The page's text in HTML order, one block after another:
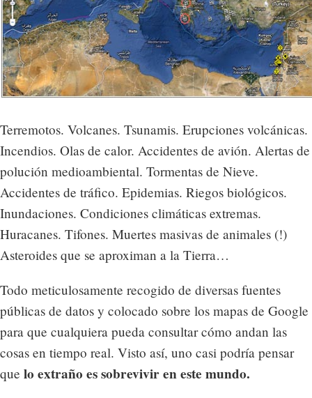
Terremotos. Volcanes. Tsunamis. Erupciones volcánicas.
Incendios. Olas de calor. Accidentes de avión. Alertas de
polución medioambiental. Tormentas de Nieve.
Accidentes de tráfico. Epidemias. Riegos biológicos.
Inundaciones. Condiciones climáticas extremas.
Huracanes. Tifones. Muertes masivas de animales (!)
Asteroides que se aproximan a la Tierra…
Todo meticulosamente recogido de diversas fuentes
públicas de datos y colocado sobre los mapas de Google
para que cualquiera pueda consultar cómo andan las
cosas en tiempo real. Visto así, uno casi podría pensar
que lo extraño es sobrevivir en este mundo.